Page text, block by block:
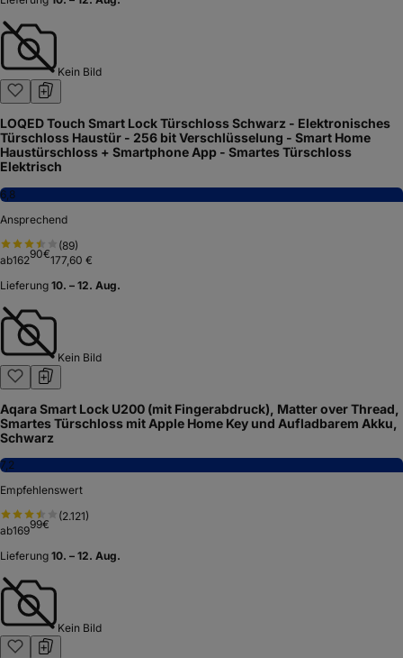
Kein Bild
LOQED Touch Smart Lock Türschloss Schwarz - Elektronisches
Türschloss Haustür - 256 bit Verschlüsselung - Smart Home
Haustürschloss + Smartphone App - Smartes Türschloss
Elektrisch
6,8
Ansprechend
(89)
ab16290€177,60 €
Lieferung 10. – 12. Aug.
Kein Bild
Aqara Smart Lock U200 (mit Fingerabdruck), Matter over Thread,
Smartes Türschloss mit Apple Home Key und Aufladbarem Akku,
Schwarz
7,2
Empfehlenswert
(2.121)
ab16999€
Lieferung 10. – 12. Aug.
Kein Bild